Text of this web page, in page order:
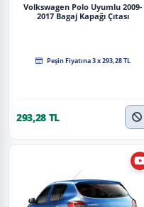
Volkswagen Polo Uyumlu 2009-
2017 Bagaj Kapağı Çıtası
Peşin Fiyatına 3 x 293,28 TL
293,28 TL